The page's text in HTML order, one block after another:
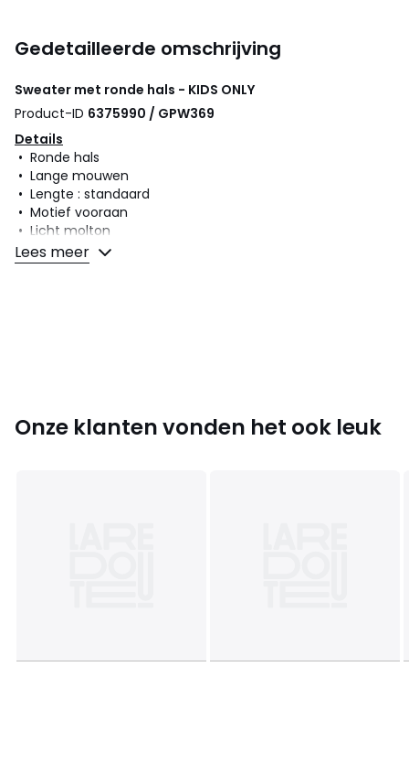
Gedetailleerde omschrijving
Sweater met ronde hals - KIDS ONLY
Product-ID 6375990 / GPW369
Details
• Ronde hals
• Lange mouwen
• Lengte : standaard
• Motief vooraan
• Licht molton
Samenstelling en onderhoud
Lees meer
Onze klanten vonden het ook leuk